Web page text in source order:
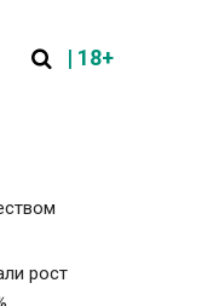
| 18+
рост